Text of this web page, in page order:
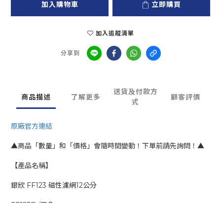
加入購物車 立即購買
加入追蹤清單
分享到
商品描述 了解更多
送貨及付款方
式
顧客評價
原廠官方連結
▲商品「數量」和「價格」會隨時間變動！下單前請先詢問！▲
【產品名稱】
銀欣 FF123 磁性濾網12公分